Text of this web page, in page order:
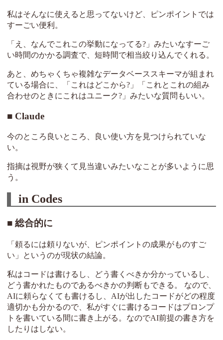
私はそんなに使えると思ってないけど、ピンポイントでは
すーごい便利。
「え、なんでこれこの挙動になってる?」みたいなすーご
い時間のかかる調査で、短時間で相当絞り込んでくれる。
あと、めちゃくちゃ複雑なデータベーススキーマが組まれ
ている場合に、「これはどこから?」「これとこれの組み
合わせのときにこれはユニーク?」みたいな質問もいい。
Claude
今のところ良いところ、良い使い方を見つけられていな
い。
指摘は視野が狭くて見当違いみたいなことが多いように思
う。
in Codes
総合的に
「頼るには頼りないが、ピンポイントの成果がものすご
い」というのが現状の結論。
私はコードは書けるし、どう書くべきか分かっているし、
どう書かれたものであるべきかの判断もできる。 なので、
AIに頼らなくても書けるし、AIが出したコードがどの程度
適切かも分かるので、私がすぐに書けるコードはプロンプ
トを書いている間に書き上がる。なのでAI前提の書き方を
したりはしない。